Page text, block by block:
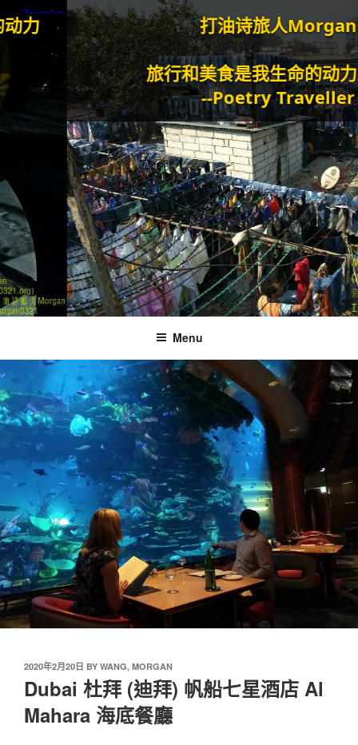
打油诗旅人Morgan
旅行和美食是我生命的动力泉源。
--Poetry Traveller
Menu
2020年2月20日 BY WANG, MORGAN
Dubai 杜拜 (迪拜) 帆船七星酒店 Al
Mahara 海底餐廳